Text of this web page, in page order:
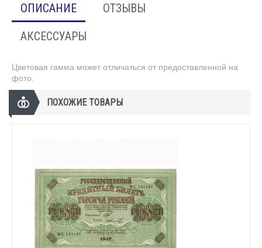
ОПИСАНИЕ
ОТЗЫВЫ
АКСЕССУАРЫ
Цветовая гамма может отличаться от предоставленной на
фото.
ПОХОЖИЕ ТОВАРЫ